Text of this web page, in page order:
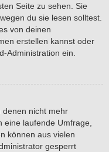
Seite zu sehen. Sie
du sie lesen solltest.
von deinen
erstellen kannst oder
Administration ein.
denen nicht mehr
eine laufende Umfrage,
können aus vielen
gesperrt